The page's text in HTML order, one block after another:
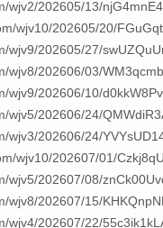
wjv2/202605/13/
wjv10/202605/20/
wjv9/202605/27/
wjv8/202606/03/
wjv9/202606/10/
wjv5/202606/24/
wjv3/202606/24/
wjv10/202607/01/
wjv5/202607/08/
wjv8/202607/15/
wjv4/202607/22/